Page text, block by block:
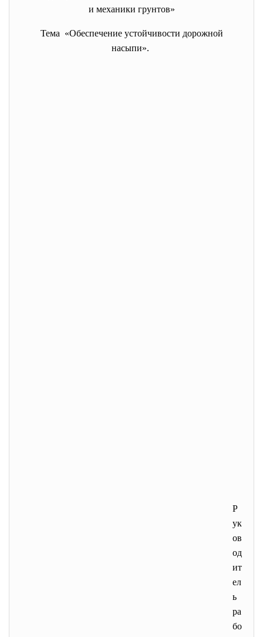
и механики грунтов»
Тема «Обеспечение устойчивости дорожной
насыпи».
Р
ук
ов
од
ит
ел
ь
ра
бо